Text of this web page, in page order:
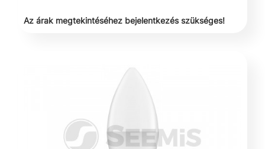
Az árak megtekintéséhez bejelentkezés szükséges!